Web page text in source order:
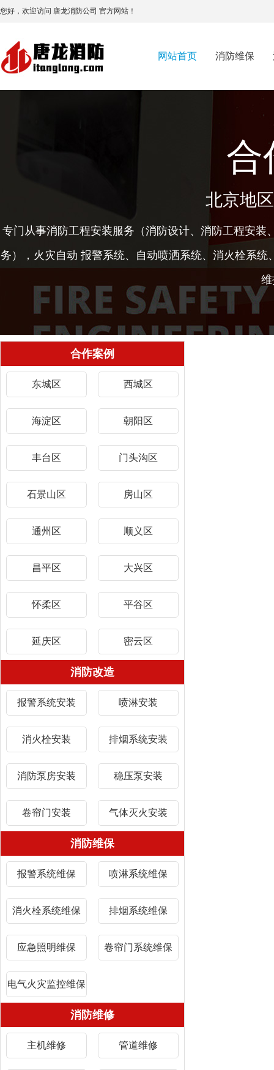
您好，欢迎访问 唐龙消防公司 官方网站！
网站首页 消防维保
合
北京地
专门从事消防工程安装服务（消防设计、消防工程安
务），火灾自动 报警系统、自动喷洒系统、消火栓系
合作案例
东城区 西城区
海淀区 朝阳区
丰台区 门头沟区
石景山区 房山区
通州区 顺义区
昌平区 大兴区
怀柔区 平谷区
延庆区 密云区
消防改造
报警系统安装 喷淋安装
消火栓安装 排烟系统安装
消防泵房安装 稳压泵安装
卷帘门安装 气体灭火安装
消防维保
报警系统维保 喷淋系统维保
消火栓系统维保 排烟系统维保
应急照明维保 卷帘门系统维保
电气火灾监控维保
消防维修
主机维修 管道维修